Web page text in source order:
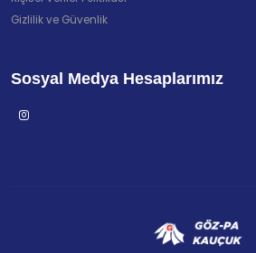
Gizlilik ve Güvenlik
Sosyal Medya Hesaplarımız